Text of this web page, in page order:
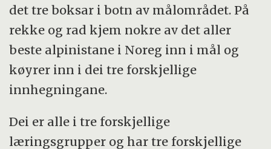
det tre boksar i botn av målområdet. På
rekke og rad kjem nokre av det aller
beste alpinistane i Noreg inn i mål og
køyrer inn i dei tre forskjellige
innhegningane.
Dei er alle i tre forskjellige
læringsgrupper og har tre forskjellige